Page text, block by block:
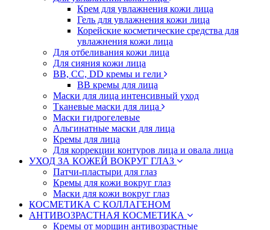
Крем для увлажнения кожи лица
Гель для увлажнения кожи лица
Корейские косметические средства для
увлажнения кожи лица
Для отбеливания кожи лица
Для сияния кожи лица
BB, CC, DD кремы и гели
BB кремы для лица
Маски для лица интенсивный уход
Тканевые маски для лица
Маски гидрогелевые
Альгинатные маски для лица
Кремы для лица
Для коррекции контуров лица и овала лица
УХОД ЗА КОЖЕЙ ВОКРУГ ГЛАЗ
Патчи-пластыри для глаз
Кремы для кожи вокруг глаз
Маски для кожи вокруг глаз
КОСМЕТИКА С КОЛЛАГЕНОМ
АНТИВОЗРАСТНАЯ КОСМЕТИКА
Кремы от морщин антивозрастные